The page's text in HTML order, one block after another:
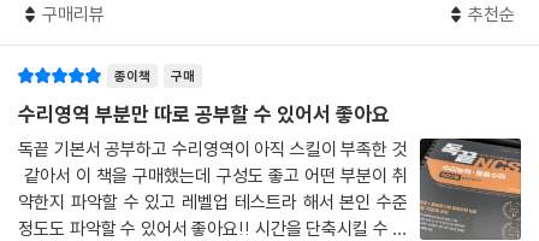
구매리뷰 추천순
종이책 구매
수리영역 부분만 따로 공부할 수 있어서 좋아요
독끝 기본서 공부하고 수리영역이 아직 스킬이 부족한 것
같아서 이 책을 구매했는데 구성도 좋고 어떤 부분이 취
약한지 파악할 수 있고 레벨업 테스트라 해서 본인 수준
정도도 파악할 수 있어서 좋아요!! 시간을 단축시킬 수 있